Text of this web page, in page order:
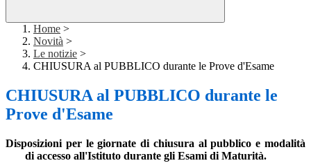
Home >
Novità >
Le notizie >
CHIUSURA al PUBBLICO durante le Prove d'Esame
CHIUSURA al PUBBLICO durante le
Prove d'Esame
Disposizioni per le giornate di chiusura al pubblico e modalità
di accesso all'Istituto durante gli Esami di Maturità.